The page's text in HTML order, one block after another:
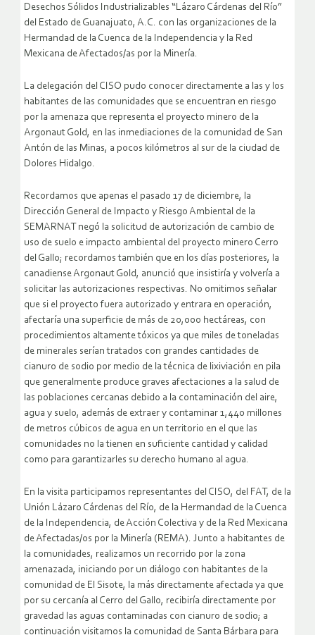
Desechos Sólidos Industrializables “Lázaro Cárdenas del Río”
del Estado de Guanajuato, A.C. con las organizaciones de la
Hermandad de la Cuenca de la Independencia y la Red
Mexicana de Afectados/as por la Minería.
La delegación del CISO pudo conocer directamente a las y los
habitantes de las comunidades que se encuentran en riesgo
por la amenaza que representa el proyecto minero de la
Argonaut Gold, en las inmediaciones de la comunidad de San
Antón de las Minas, a pocos kilómetros al sur de la ciudad de
Dolores Hidalgo.
Recordamos que apenas el pasado 17 de diciembre, la
Dirección General de Impacto y Riesgo Ambiental de la
SEMARNAT negó la solicitud de autorización de cambio de
uso de suelo e impacto ambiental del proyecto minero Cerro
del Gallo; recordamos también que en los días posteriores, la
canadiense Argonaut Gold, anunció que insistiría y volvería a
solicitar las autorizaciones respectivas. No omitimos señalar
que si el proyecto fuera autorizado y entrara en operación,
afectaría una superficie de más de 20,000 hectáreas, con
procedimientos altamente tóxicos ya que miles de toneladas
de minerales serían tratados con grandes cantidades de
cianuro de sodio por medio de la técnica de lixiviación en pila
que generalmente produce graves afectaciones a la salud de
las poblaciones cercanas debido a la contaminación del aire,
agua y suelo, además de extraer y contaminar 1,440 millones
de metros cúbicos de agua en un territorio en el que las
comunidades no la tienen en suficiente cantidad y calidad
como para garantizarles su derecho humano al agua.
En la visita participamos representantes del CISO, del FAT, de la
Unión Lázaro Cárdenas del Río, de la Hermandad de la Cuenca
de la Independencia, de Acción Colectiva y de la Red Mexicana
de Afectadas/os por la Minería (REMA). Junto a habitantes de
la comunidades, realizamos un recorrido por la zona
amenazada, iniciando por un diálogo con habitantes de la
comunidad de El Sisote, la más directamente afectada ya que
por su cercanía al Cerro del Gallo, recibiría directamente por
gravedad las aguas contaminadas con cianuro de sodio; a
continuación visitamos la comunidad de Santa Bárbara para